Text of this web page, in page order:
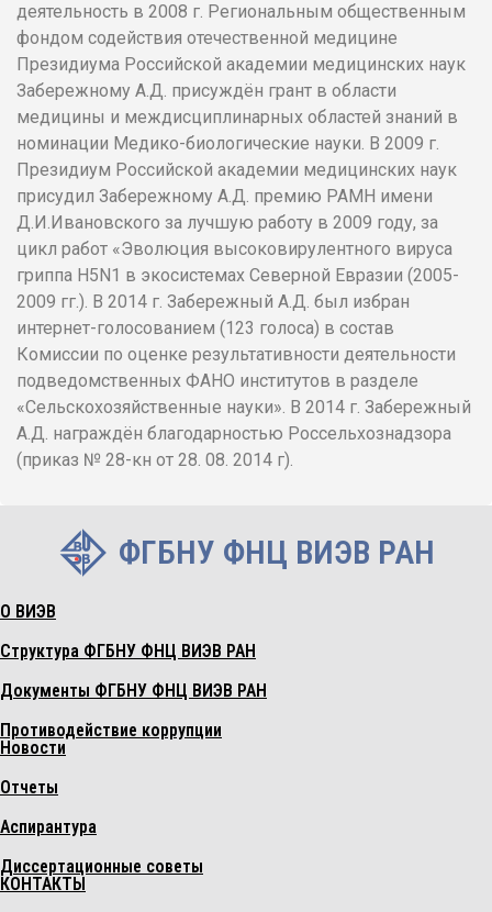
деятельность в 2008 г. Региональным общественным
фондом содействия отечественной медицине
Президиума Российской академии медицинских наук
Забережному А.Д. присуждён грант в области
медицины и междисциплинарных областей знаний в
номинации Медико-биологические науки. В 2009 г.
Президиум Российской академии медицинских наук
присудил Забережному А.Д. премию РАМН имени
Д.И.Ивановского за лучшую работу в 2009 году, за
цикл работ «Эволюция высоковирулентного вируса
гриппа Н5N1 в экосистемах Северной Евразии (2005-
2009 гг.). В 2014 г. Забережный А.Д. был избран
интернет-голосованием (123 голоса) в состав
Комиссии по оценке результативности деятельности
подведомственных ФАНО институтов в разделе
«Сельскохозяйственные науки». В 2014 г. Забережный
А.Д. награждён благодарностью Россельхознадзора
(приказ № 28-кн от 28. 08. 2014 г).
ФГБНУ ФНЦ ВИЭВ РАН
О ВИЭВ
Структура ФГБНУ ФНЦ ВИЭВ РАН
Документы ФГБНУ ФНЦ ВИЭВ РАН
Противодействие коррупции
Новости
Отчеты
Аспирантура
Диссертационные советы
КОНТАКТЫ